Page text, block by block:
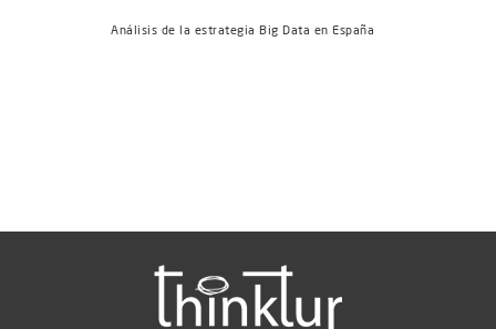
Análisis de la estrategia Big Data en España